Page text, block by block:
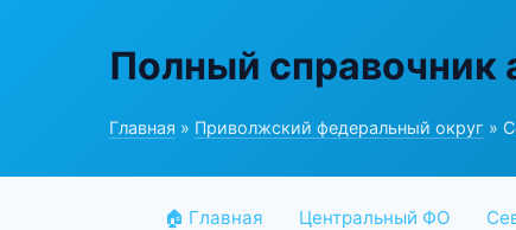
Полный справочник
Главная » Приволжский федеральный округ »
🏠 Главная Центральный ФО